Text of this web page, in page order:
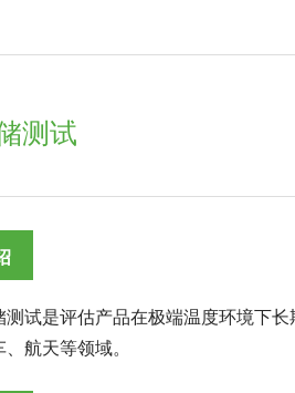
测试
测试是评估产品在极端温度环境下
航天等领域。